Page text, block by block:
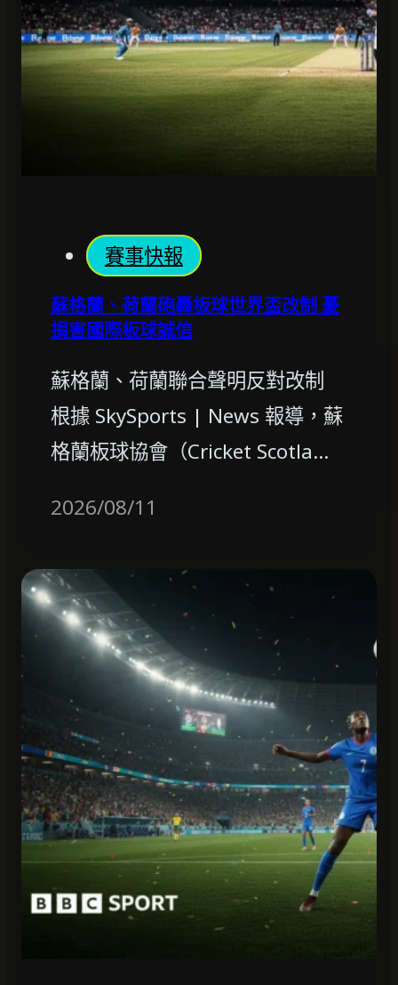
賽事快報
蘇格蘭、荷蘭砲轟板球世界盃改制 憂
損害國際板球誠信
蘇格蘭、荷蘭聯合聲明反對改制
根據 SkySports | News 報導，蘇
格蘭板球協會（Cricket Scotla…
2026/08/11